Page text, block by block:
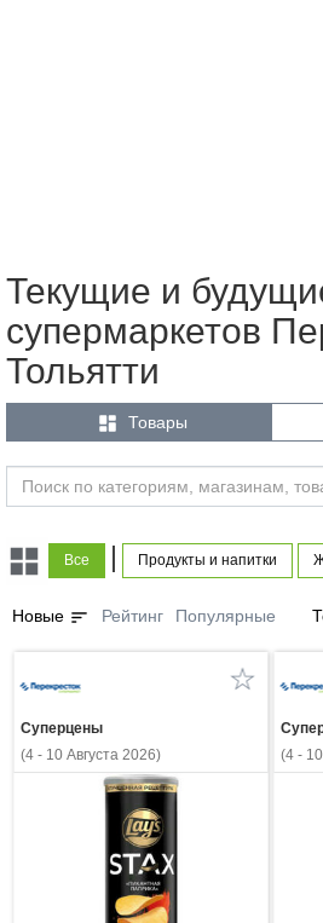
Текущие и
супермаркетов
Тольятти
 Товары
Все Продукты и напитки
Новые sort Рейтинг Популярные
Суперцены
(4 - 10 Августа 2026)
(4 -